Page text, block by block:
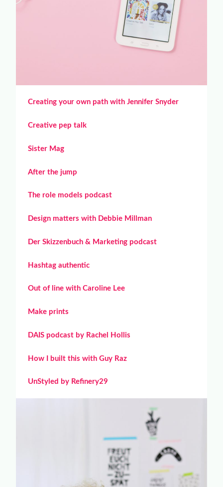
Creating your own path with Jennifer Snyder
Creative pep talk
Sister Mag
After the jump
The role models podcast
Design matters with Debbie Millman
Der Skizzenbuch & Marketing podcast
Hashtag authentic
Out of line with Caroline Lee
Make prints
DAIS podcast by Rachel Hollis
How I built this with Guy Raz
UnStyled by Refinery29